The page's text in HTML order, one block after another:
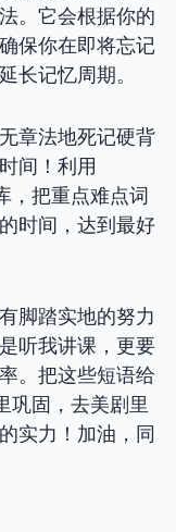
。它会根据你的
保你在即将忘记
长记忆周期。
章法地死记硬背
间！利用
，把重点难点词
时间，达到最好
脚踏实地的努力
听我讲课，更要
。把这些短语给
巩固，去美剧里
实力！加油，同